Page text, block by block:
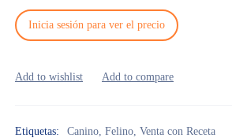
Inicia sesión para ver el precio
Etiquetas: Canino, Felino, Venta con Receta